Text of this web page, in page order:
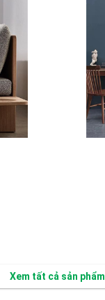
Xem tất cả sản phẩm